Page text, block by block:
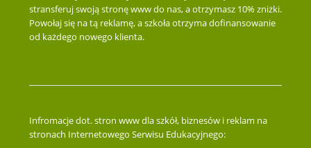
stransferuj swoją stronę www do nas, a otrzymasz 10% zniżki.
Powołaj się na tą reklamę, a szkoła otrzyma dofinansowanie
od każdego nowego klienta.
Infromacje dot. stron www dla szkół, biznesów i reklam na
stronach Internetowego Serwisu Edukacyjnego: